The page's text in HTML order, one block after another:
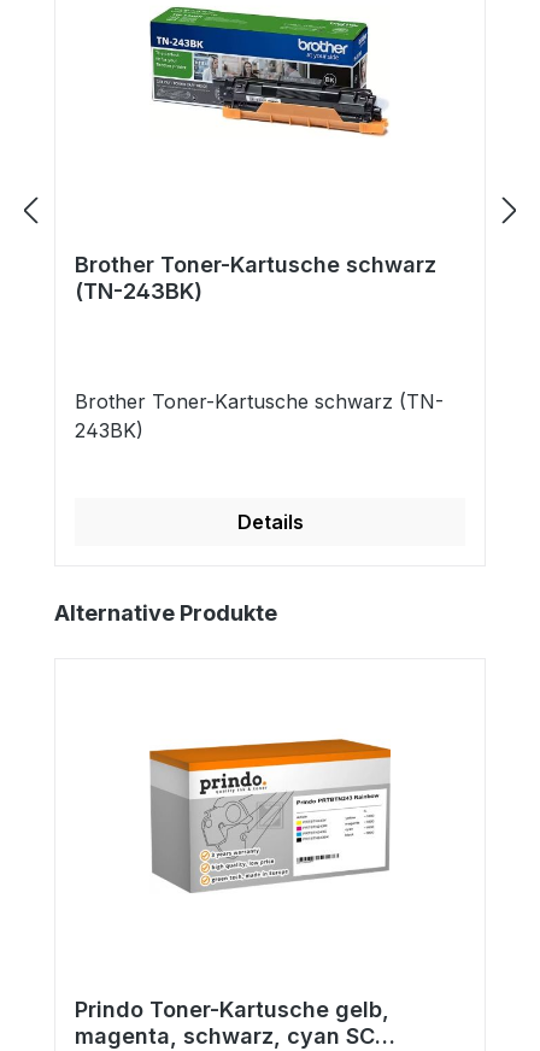
Brother Toner-Kartusche schwarz
(TN-243BK)
Brother Toner-Kartusche schwarz (TN-
243BK)
Details
Produktgalerie überspringen
Alternative Produkte
Prindo Toner-Kartusche gelb,
magenta, schwarz, cyan SC